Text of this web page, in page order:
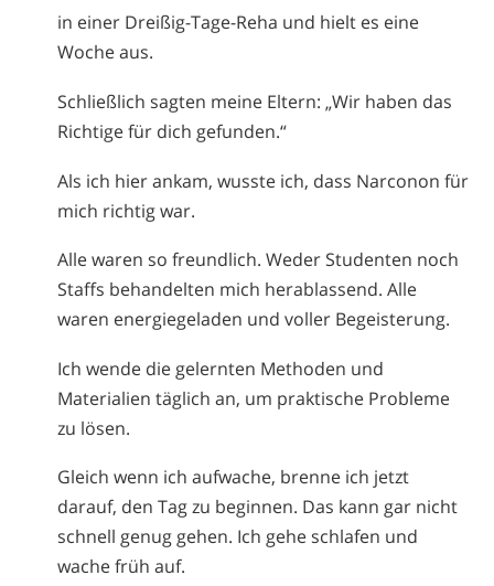
in einer Dreißig-Tage-Reha und hielt es eine
Woche aus.
Schließlich sagten meine Eltern: „Wir haben das
Richtige für dich gefunden.“
Als ich hier ankam, wusste ich, dass Narconon für
mich richtig war.
Alle waren so freundlich. Weder Studenten noch
Staffs behandelten mich herablassend. Alle
waren energiegeladen und voller Begeisterung.
Ich wende die gelernten Methoden und
Materialien täglich an, um praktische Probleme
zu lösen.
Gleich wenn ich aufwache, brenne ich jetzt
darauf, den Tag zu beginnen. Das kann gar nicht
schnell genug gehen. Ich gehe schlafen und
wache früh auf.